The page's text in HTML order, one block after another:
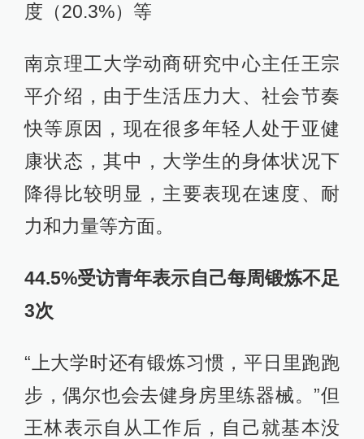
度（20.3%）等
南京理工大学动商研究中心主任王宗
平介绍，由于生活压力大、社会节奏
快等原因，现在很多年轻人处于亚健
康状态，其中，大学生的身体状况下
降得比较明显，主要表现在速度、耐
力和力量等方面。
44.5%受访青年表示自己每周锻炼不足
3次
“上大学时还有锻炼习惯，平日里跑跑
步，偶尔也会去健身房里练器械。”但
王林表示自从工作后，自己就基本没